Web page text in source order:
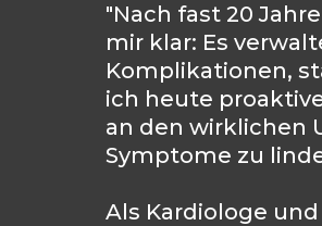
"Nach fast 20
mir klar: Es
Komplikationen,
ich heute
an den wirklichen
Symptome zu
Als Kardiologe